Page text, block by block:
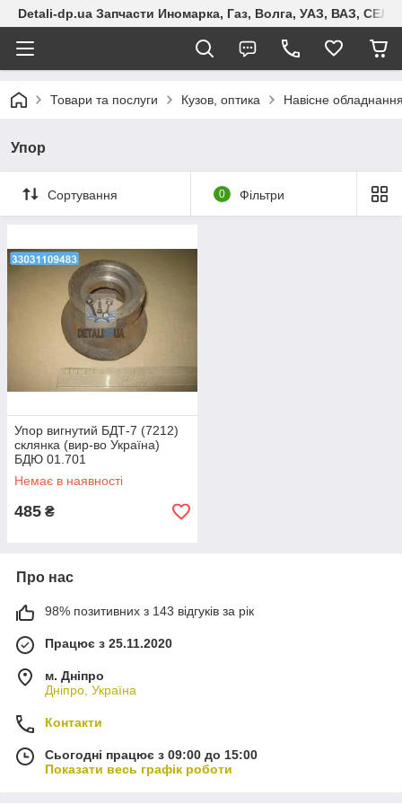
Detali-dp.ua Запчасти Иномарка, Газ, Волга, УАЗ, ВАЗ,
Товари та послуги Кузов, оптика Навісне
Упор
Сортування 0 Фільтри
Упор вигнутий БДТ-7 (7212)
склянка (вир-во Україна)
БДЮ 01.701
Немає в наявності
485 ₴
Про нас
98% позитивних з 143 відгуків за рік
Працює з 25.11.2020
м. Дніпро
Дніпро, Україна
Контакти
Сьогодні працює з 09:00 до 15:00
Показати весь графік роботи